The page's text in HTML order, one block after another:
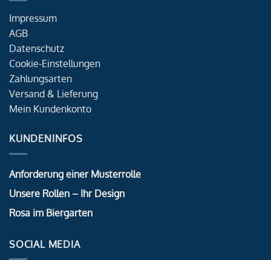
Impressum
AGB
Datenschutz
Cookie-Einstellungen
Zahlungsarten
Versand & Lieferung
Mein Kundenkonto
KUNDENINFOS
Anforderung einer Musterrolle
Unsere Rollen – Ihr Design
Rosa im Biergarten
SOCIAL MEDIA